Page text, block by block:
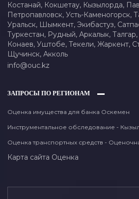
Костанай, Кокшетау, Кызылорда,
Петропавловск, Усть-Каменогорск,
Уральск, Шымкент, Экибастуз,
Туркестан, Рудный, Аркалык, Талгар,
Конаев, Уштобе, Текели, Жаркент,
Щучинск, Акколь
info@ouc.kz
ЗАПРОСЫ ПО РЕГИОНАМ
Оценка имущества для банка Оскемен
Инструментальное обследование -
Оценка транспортных средств -
Карта сайта Оценка